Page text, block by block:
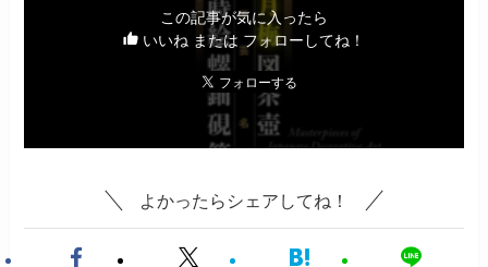
この記事が気に入ったら
いいね または フォローしてね！
よかったらシェアしてね！